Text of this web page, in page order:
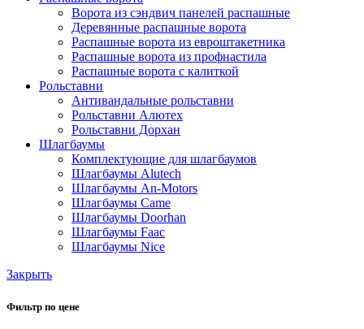
Ворота из сэндвич панелей распашные
Деревянные распашные ворота
Распашные ворота из евроштакетника
Распашные ворота из профнастила
Распашные ворота с калиткой
Рольставни
Антивандальные рольставни
Рольставни Алютех
Рольставни Дорхан
Шлагбаумы
Комплектующие для шлагбаумов
Шлагбаумы Alutech
Шлагбаумы An-Motors
Шлагбаумы Came
Шлагбаумы Doorhan
Шлагбаумы Faac
Шлагбаумы Nice
Закрыть
Фильтр по цене